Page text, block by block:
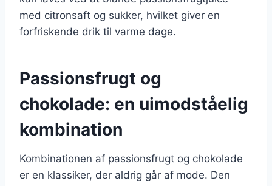
med citronsaft og sukker, hvilket giver en
forfriskende drik til varme dage.
Passionsfrugt og
chokolade: en uimodståelig
kombination
Kombinationen af passionsfrugt og chokolade
er en klassiker, der aldrig går af mode. Den